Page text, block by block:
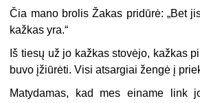
Čia mano brolis Žakas pridūrė: „Bet
kažkas yra.“
Iš tiesų už jo kažkas stovėjo, kažkas
buvo įžiūrėti. Visi atsargiai žengė į
Matydamas, kad mes einame link